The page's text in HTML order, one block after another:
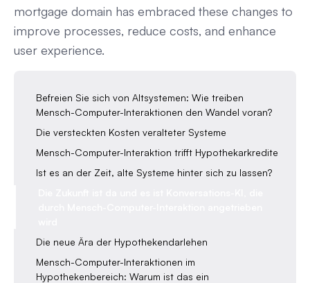
mortgage domain has embraced these changes to
improve processes, reduce costs, and enhance
user experience.
Befreien Sie sich von Altsystemen: Wie treiben
Mensch-Computer-Interaktionen den Wandel voran?
Die versteckten Kosten veralteter Systeme
Mensch-Computer-Interaktion trifft Hypothekarkredite
Ist es an der Zeit, alte Systeme hinter sich zu lassen?
Die neue Ära der Hypothekendarlehen
Mensch-Computer-Interaktionen im
Hypothekenbereich: Warum ist das ein